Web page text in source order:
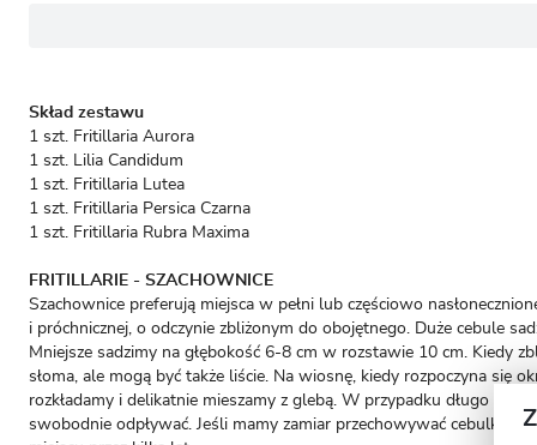
Skład zestawu
1 szt. Fritillaria Aurora
1 szt. Lilia Candidum
1 szt. Fritillaria Lutea
1 szt. Fritillaria Persica Czarna
1 szt. Fritillaria Rubra Maxima
FRITILLARIE - SZACHOWNICE
Szachownice preferują miejsca w pełni lub częściowo
i próchnicznej, o odczynie zbliżonym do obojętnego. Duże cebule
Mniejsze sadzimy na głębokość 6-8 cm w rozstawie 10 cm. Kiedy
słoma, ale mogą być także liście. Na wiosnę, kiedy rozpoczyna się
rozkładamy i delikatnie mieszamy z glebą. W przypadku długo
swobodnie odpływać. Jeśli mamy zamiar przechowywać cebulki,